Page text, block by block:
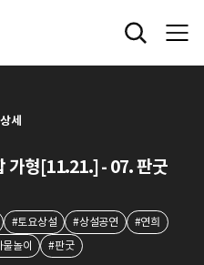
세
가형[11.21.] - 07. 판굿
#토요상설 #상설공연
#연희
놀이 #판굿